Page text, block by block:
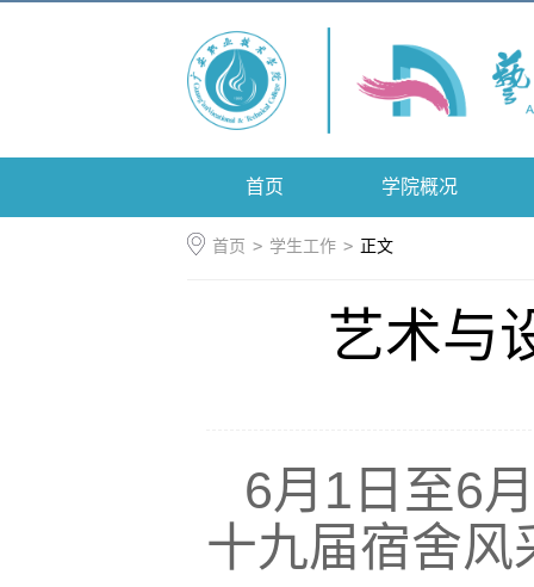
首页 学院概况
首页 > 学生工作 > 正文
艺术与
6月1日至6
十九届宿舍风